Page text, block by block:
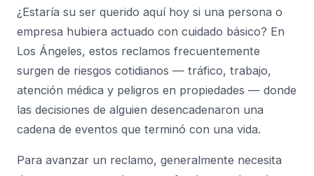
¿Estaría su ser querido aquí hoy si una persona o
empresa hubiera actuado con cuidado básico? En
Los Ángeles, estos reclamos frecuentemente
surgen de riesgos cotidianos — tráfico, trabajo,
atención médica y peligros en propiedades — donde
las decisiones de alguien desencadenaron una
cadena de eventos que terminó con una vida.
Para avanzar un reclamo, generalmente necesita